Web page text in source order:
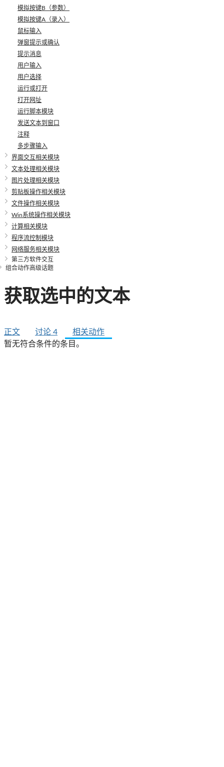
模拟按键B（参数）
模拟按键A（录入）
鼠标输入
弹窗提示或确认
提示消息
用户输入
用户选择
运行或打开
打开网址
运行脚本模块
发送文本到窗口
注释
多步骤输入
界面交互相关模块
文本处理相关模块
图片处理相关模块
剪贴板操作相关模块
文件操作相关模块
Win系统操作相关模块
计算相关模块
程序流控制模块
网络服务相关模块
第三方软件交互
组合动作高级话题
获取选中的文本
正文 讨论 4
相关动作
暂无符合条件的条目。